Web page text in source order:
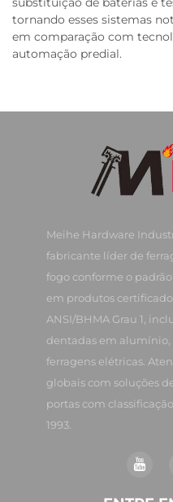
tornando esses sistemas
em comparação com
automação predial.
Meihe Hardware
fabricante líder de
fogo conforme o
em produtos
ANSI/BHMA Grau 1,
dentadas em alumínio,
ferragens elétricas.
globais com soluções
portas com
1993.